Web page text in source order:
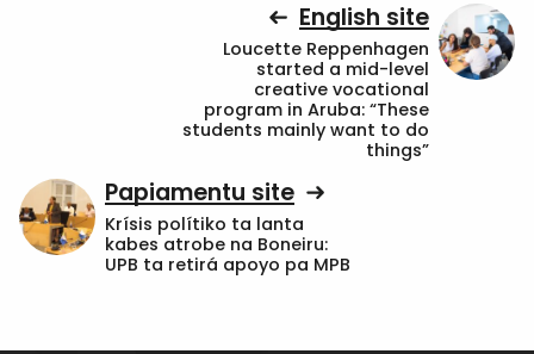
English site
Loucette Reppenhagen
started a mid-level
creative vocational
program in Aruba: “These
students mainly want to do
things”
Papiamentu site
Krísis polítiko ta lanta
kabes atrobe na Boneiru:
UPB ta retirá apoyo pa MPB